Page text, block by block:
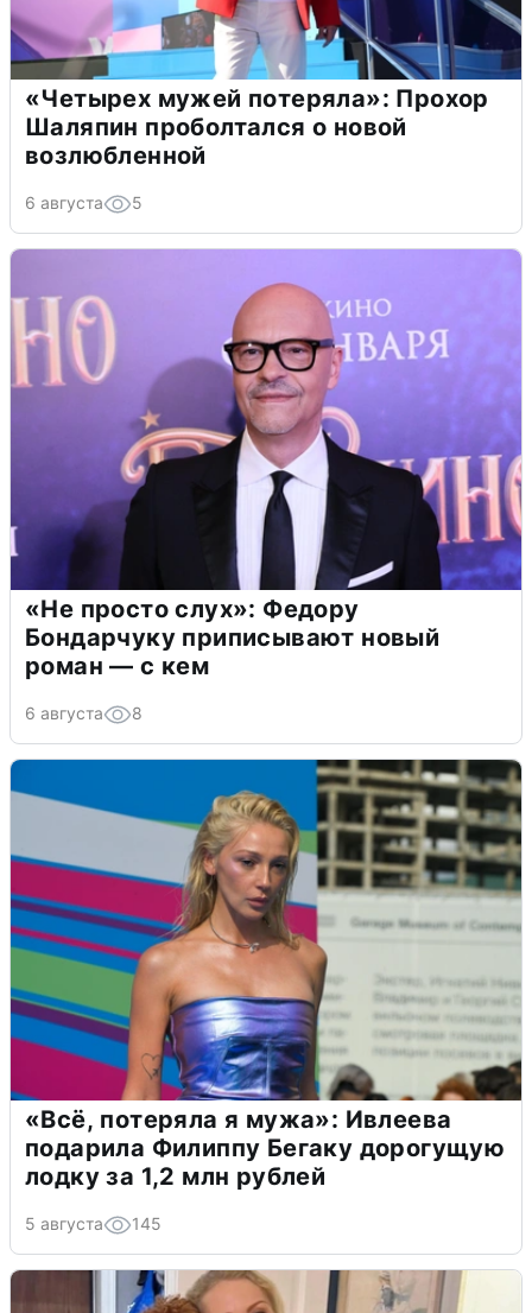
«Четырех мужей потеряла»: Прохор
Шаляпин проболтался о новой
возлюбленной
6 августа 5
«Не просто слух»: Федору
Бондарчуку приписывают новый
роман — с кем
6 августа 8
«Всё, потеряла я мужа»: Ивлеева
подарила Филиппу Бегаку дорогущую
лодку за 1,2 млн рублей
5 августа 145